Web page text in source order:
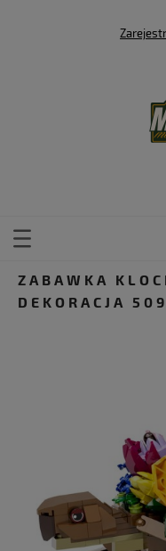
ZABAWKA
DEKORACJA